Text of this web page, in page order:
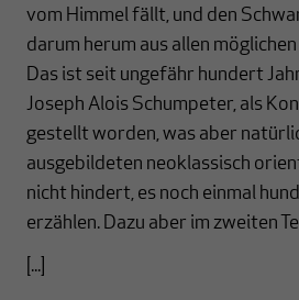
vom Himmel fällt, und den
darum herum aus allen
Das ist seit ungefähr hundert
Joseph Alois Schumpeter, als
gestellt worden, was aber
ausgebildeten neoklassisch
nicht hindert, es noch einmal
erzählen. Dazu aber im zweiten
[...]